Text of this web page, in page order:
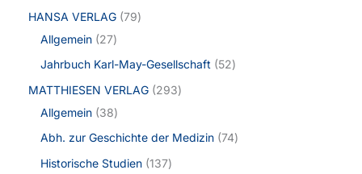
HANSA VERLAG 79
Allgemein 27
Jahrbuch Karl-May-Gesellschaft
52
MATTHIESEN VERLAG 293
Allgemein 38
Abh. zur Geschichte der Medizin 74
Historische Studien 137